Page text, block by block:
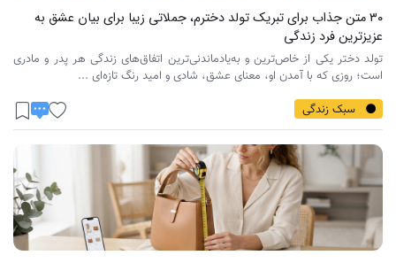
۳۰ متن جذاب برای تبریک تولد دخترم، جملاتی زیبا برای بیان عشق به
عزیزترین فرد زندگی
تولد دختر یکی از خاص‌ترین و به‌یادماندنی‌ترین اتفاق‌های زندگی هر پدر و مادری
است؛ روزی که با آمدن او، معنای عشق، شادی و امید رنگ تازه‌ای ...
سبک زندگی